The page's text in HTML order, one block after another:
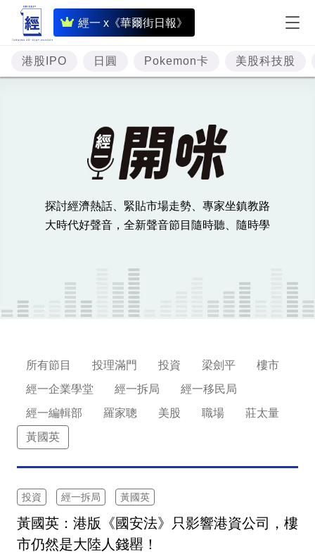
經一 x《華爾街日報》
即
時
財
經
題
投
資
樓
市
商
時
事
專
港股IPO 日圓 Pokemon卡 美股科技股
探討經濟熱話、緊貼市場走勢、專家坐鎮教路
大時代好聲音，全新聲音節目隨時聽、隨時學
所有節目 投理滿門 投資 梁劍平
樓市
經一企業學堂
經一拆局
經一移民局
經一編輯部
羅家聰 美股 職場
莊太量
黃國英
投資 經一拆局 黃國英
黃國英：港版《國安法》只影響港資公司，樓
市仍然是大陸人錢罌！